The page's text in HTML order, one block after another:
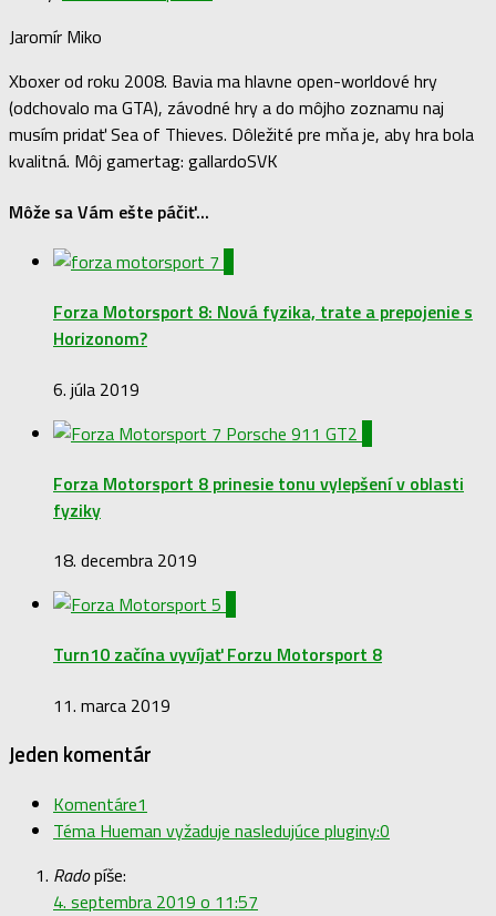
Jaromír Miko
Xboxer od roku 2008. Bavia ma hlavne open-worldové hry
(odchovalo ma GTA), závodné hry a do môjho zoznamu naj
musím pridať Sea of Thieves. Dôležité pre mňa je, aby hra bola
kvalitná. Môj gamertag: gallardoSVK
Môže sa Vám ešte páčiť...
Forza Motorsport 8: Nová fyzika, trate a prepojenie s
Horizonom?
6. júla 2019
Forza Motorsport 8 prinesie tonu vylepšení v oblasti
fyziky
18. decembra 2019
Turn10 začína vyvíjať Forzu Motorsport 8
11. marca 2019
Jeden komentár
Komentáre1
Téma Hueman vyžaduje nasledujúce pluginy:0
Radopíše:
4. septembra 2019 o 11:57